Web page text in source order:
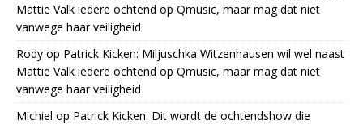
Mattie Valk iedere ochtend op Qmusic, maar mag dat niet
vanwege haar veiligheid
Rody op Patrick Kicken: Miljuschka Witzenhausen wil wel naast
Mattie Valk iedere ochtend op Qmusic, maar mag dat niet
vanwege haar veiligheid
Michiel op Patrick Kicken: Dit wordt de ochtendshow die